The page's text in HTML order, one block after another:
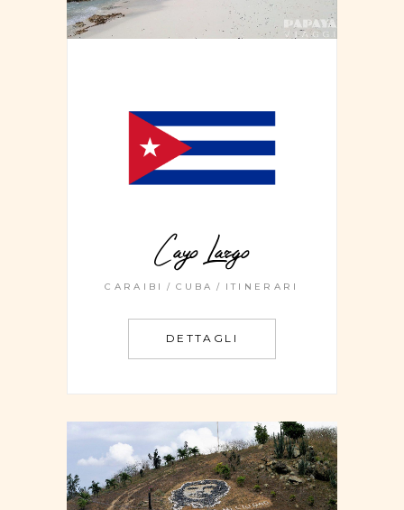
Cayo Largo
CARAIBI CUBA ITINERARI
DETTAGLI